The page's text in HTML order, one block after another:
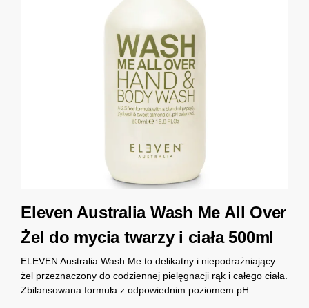
Eleven Australia Wash Me All Over
Żel do mycia twarzy i ciała 500ml
ELEVEN Australia Wash Me to delikatny i niepodrażniający
żel przeznaczony do codziennej pielęgnacji rąk i całego ciała.
Zbilansowana formuła z odpowiednim poziomem pH.